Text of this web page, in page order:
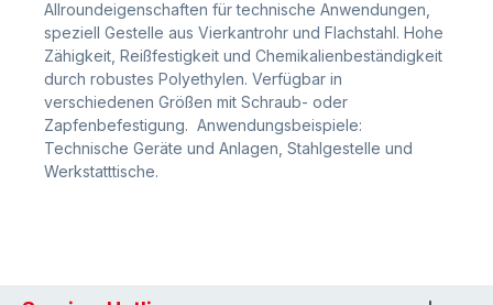
Allroundeigenschaften für technische Anwendungen,
speziell Gestelle aus Vierkantrohr und Flachstahl. Hohe
Zähigkeit, Reißfestigkeit und Chemikalienbeständigkeit
durch robustes Polyethylen. Verfügbar in
verschiedenen Größen mit Schraub- oder
Zapfenbefestigung. Anwendungsbeispiele:
Technische Geräte und Anlagen, Stahlgestelle und
Werkstatttische.